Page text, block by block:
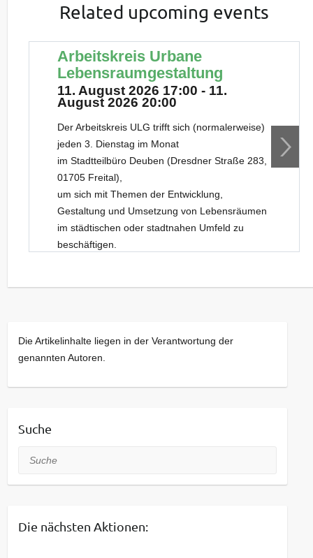
Related upcoming events
Arbeitskreis Urbane
Lebensraumgestaltung
11. August 2026 17:00 - 11.
August 2026 20:00
Der Arbeitskreis ULG trifft sich (normalerweise)
jeden 3. Dienstag im Monat
im Stadtteilbüro Deuben (Dresdner Straße 283,
01705 Freital),
um sich mit Themen der Entwicklung,
Gestaltung und Umsetzung von Lebensräumen
im städtischen oder stadtnahen Umfeld zu
beschäftigen.
Die Artikelinhalte liegen in der Verantwortung der
genannten Autoren.
Suche
Suche
Die nächsten Aktionen: